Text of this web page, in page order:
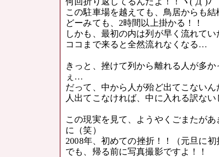
この駐車場を越えても、鳥居からも
どーみても、2時間以上掛かる！！
しかも、最初の内は列が早く流れて
ココまで来ると全然流れなくなる…
きっと、挫けて列から離れる人が多
ぇ…
だって、中から人が殆ど出てこないん
人出てこなければ、中に入れる訳な
この現実を見て、ようやくごまたが
に（笑）
2008年、初めての挫折！！（元旦に
でも、帰る前に写真撮影ですよ！！